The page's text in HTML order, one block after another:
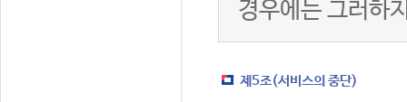
경우에는 그러하
제5조(서비스의 중단)